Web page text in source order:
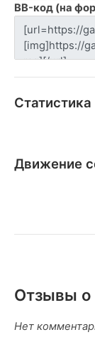
BB-код (на
Движение
Отзывы о
Нет